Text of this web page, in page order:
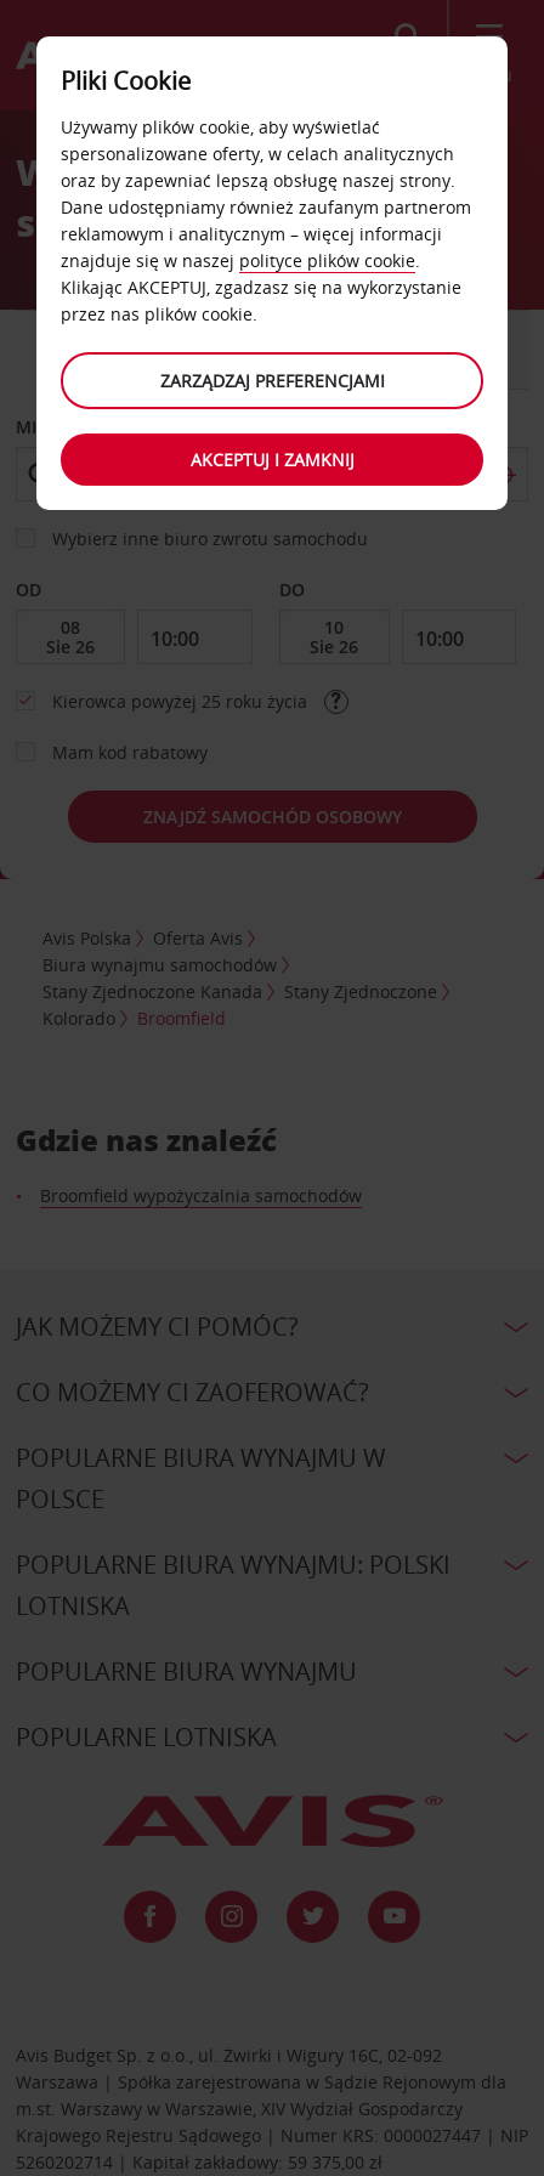
Menu
Welcome
AvisWypożyczalnia
samochodów Broomfield
DOSTAWCZY
MIEJSCE ODBIORU
Wybierz inne biuro zwrotu samochodu
OD DO
Kierowca powyżej 25 roku życia
Mam kod rabatowy
ZNAJDŹ SAMOCHÓD OSOBOWY
Avis Polska
Oferta Avis
Biura wynajmu samochodów
Stany Zjednoczone Kanada
Stany Zjednoczone
Kolorado
Broomfield
Gdzie nas znaleźć
Broomfield wypożyczalnia samochodów
JAK MOŻEMY CI POMÓC?
CO MOŻEMY CI ZAOFEROWAĆ?
POPULARNE BIURA WYNAJMU W
POLSCE
POPULARNE BIURA WYNAJMU: POLSKI
LOTNISKA
POPULARNE BIURA WYNAJMU
POPULARNE LOTNISKA
Avis Budget Sp. z o.o., ul. Żwirki i Wigury 16C, 02-092
Warszawa | Spółka zarejestrowana w Sądzie Rejonowym dla
m.st. Warszawy w Warszawie, XIV Wydział Gospodarczy
Krajowego Rejestru Sądowego | Numer KRS: 0000027447 | NIP
5260202714 | Kapitał zakładowy: 59 375,00 zł
Pliki Cookie
Używamy plików cookie, aby wyświetlać
spersonalizowane oferty, w celach analitycznych
oraz by zapewniać lepszą obsługę naszej strony.
Dane udostępniamy również zaufanym partnerom
reklamowym i analitycznym – więcej informacji
znajduje się w naszej polityce plików cookie.
Klikając AKCEPTUJ, zgadzasz się na wykorzystanie
przez nas plików cookie.
ZARZĄDZAJ PREFERENCJAMI
AKCEPTUJ I ZAMKNIJ